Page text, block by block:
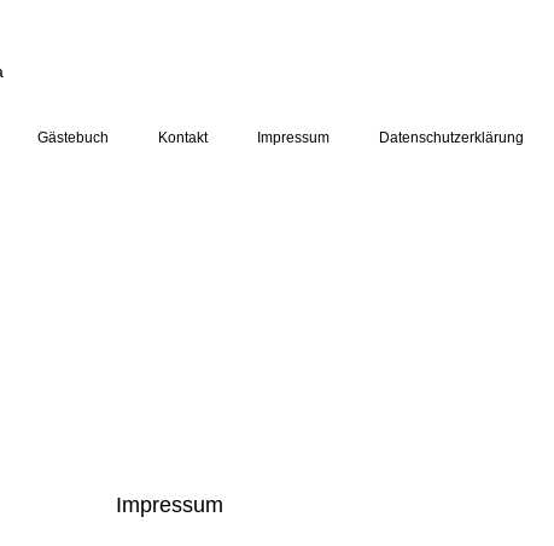
Gästebuch Kontakt Impressum Datenschutzerklärung
Impressum